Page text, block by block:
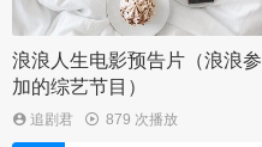
浪浪人生电影预告片（浪浪参
加的综艺节目）
追剧君 879 次播放